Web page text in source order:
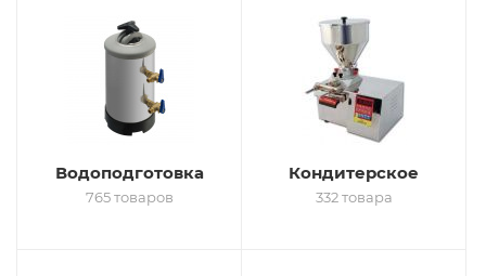
Водоподготовка
765 товаров
Кондитерское
332 товара